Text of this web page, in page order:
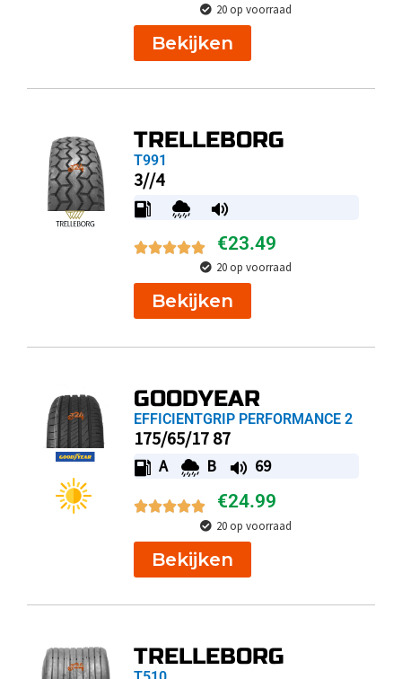
20 op voorraad
Bekijken
TRELLEBORG
T991
3//4
€23.49
20 op voorraad
Bekijken
GOODYEAR
EFFICIENTGRIP PERFORMANCE 2
175/65/17 87
A B 69
€24.99
20 op voorraad
Bekijken
TRELLEBORG